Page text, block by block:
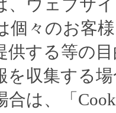
、ウェブサ
個々のお客
供する等の
を収集する
合は、「